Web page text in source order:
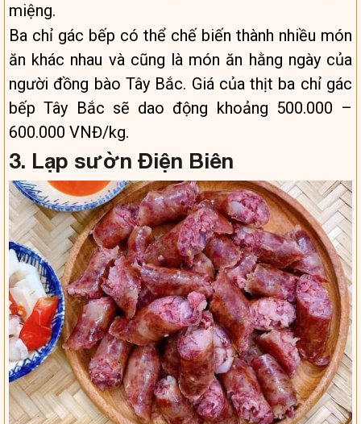
miệng.
Ba chỉ gác bếp có thể chế biến thành nhiều món
ăn khác nhau và cũng là món ăn hằng ngày của
người đồng bào Tây Bắc. Giá của thịt ba chỉ gác
bếp Tây Bắc sẽ dao động khoảng 500.000 –
600.000 VNĐ/kg.
3. Lạp sườn Điện Biên